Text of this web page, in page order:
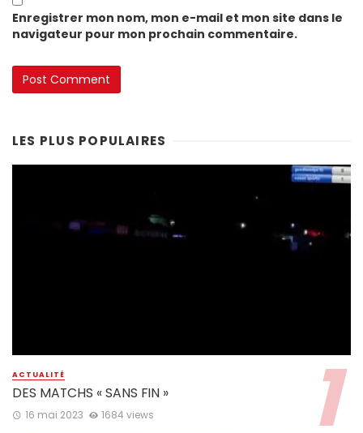
Enregistrer mon nom, mon e-mail et mon site dans le
navigateur pour mon prochain commentaire.
LES PLUS POPULAIRES
ACTUALITÉ
DES MATCHS « SANS FIN »
16 mai 2023 1684 views